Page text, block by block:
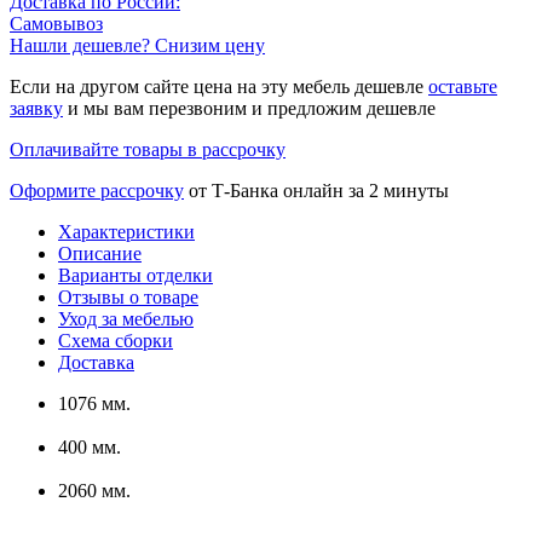
Самовывоз
Нашли дешевле? Снизим цену
Если на другом сайте цена на эту мебель дешевле оставьте
заявку и мы вам перезвоним и предложим дешевле
Оплачивайте товары в рассрочку
Оформите рассрочку от Т-Банка онлайн за 2 минуты
Характеристики
Описание
Варианты отделки
Отзывы о товаре
Уход за мебелью
Схема сборки
Доставка
1076 мм.
400 мм.
2060 мм.